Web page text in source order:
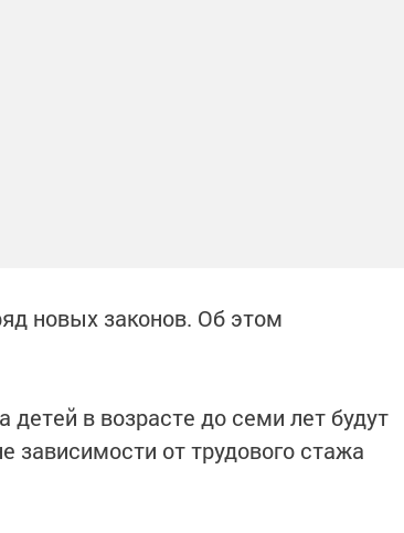
новых законов. Об этом
в возрасте до семи лет будут
зависимости от трудового стажа